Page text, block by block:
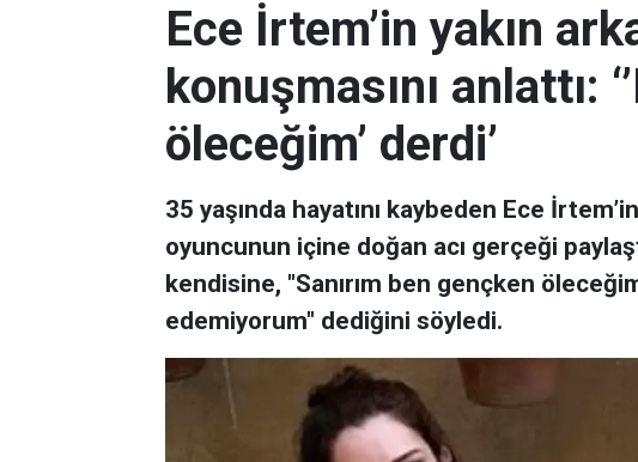
Ece İrtem’in yakın
konuşmasını anlattı:
öleceğim’ derdi’
35 yaşında hayatını kaybeden Ece
oyuncunun içine doğan acı gerçeği
kendisine, "Sanırım ben gençken
edemiyorum" dediğini söyledi.